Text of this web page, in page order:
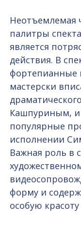
Неотъемлемая
палитры
является
действия. В
фортепианные
мастерски
Кашпуриным,
популярные
исполнении
Важная роль в
форму и
особую